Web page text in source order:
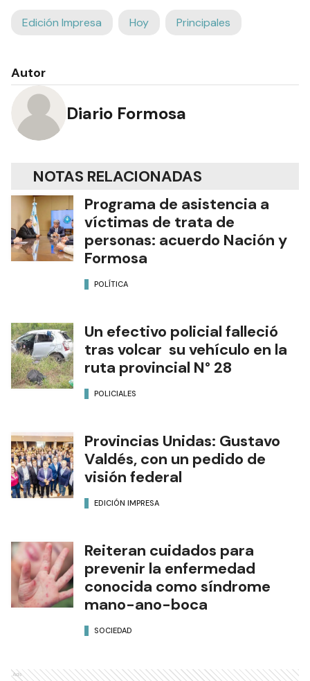
Edición Impresa Hoy Principales
Autor
Diario Formosa
NOTAS RELACIONADAS
Programa de asistencia a
víctimas de trata de
personas: acuerdo Nación y
Formosa
POLÍTICA
Un efectivo policial falleció
tras volcar su vehículo en la
ruta provincial N° 28
POLICIALES
Provincias Unidas: Gustavo
Valdés, con un pedido de
visión federal
EDICIÓN IMPRESA
Reiteran cuidados para
prevenir la enfermedad
conocida como síndrome
mano-ano-boca
SOCIEDAD
Ads